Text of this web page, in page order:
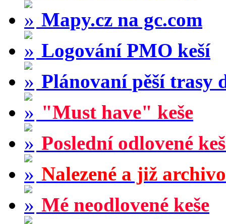
Mapy.cz na gc.com
Logování PMO keší
Plánovaní pěší trasy
"Must have" keše
Poslední odlovené
Nalezené a již
Mé neodlovené keše